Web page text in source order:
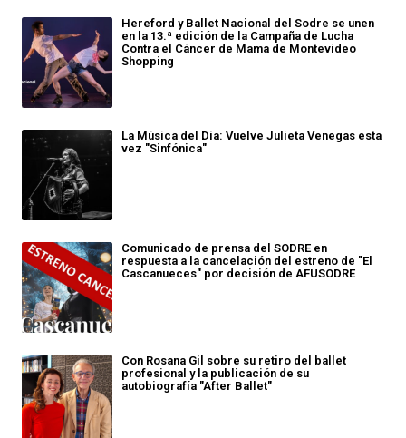
Hereford y Ballet Nacional del Sodre se unen
en la 13.ª edición de la Campaña de Lucha
Contra el Cáncer de Mama de Montevideo
Shopping
La Música del Día: Vuelve Julieta Venegas esta
vez "Sinfónica"
Comunicado de prensa del SODRE en
respuesta a la cancelación del estreno de "El
Cascanueces" por decisión de AFUSODRE
Con Rosana Gil sobre su retiro del ballet
profesional y la publicación de su
autobiografía "After Ballet"